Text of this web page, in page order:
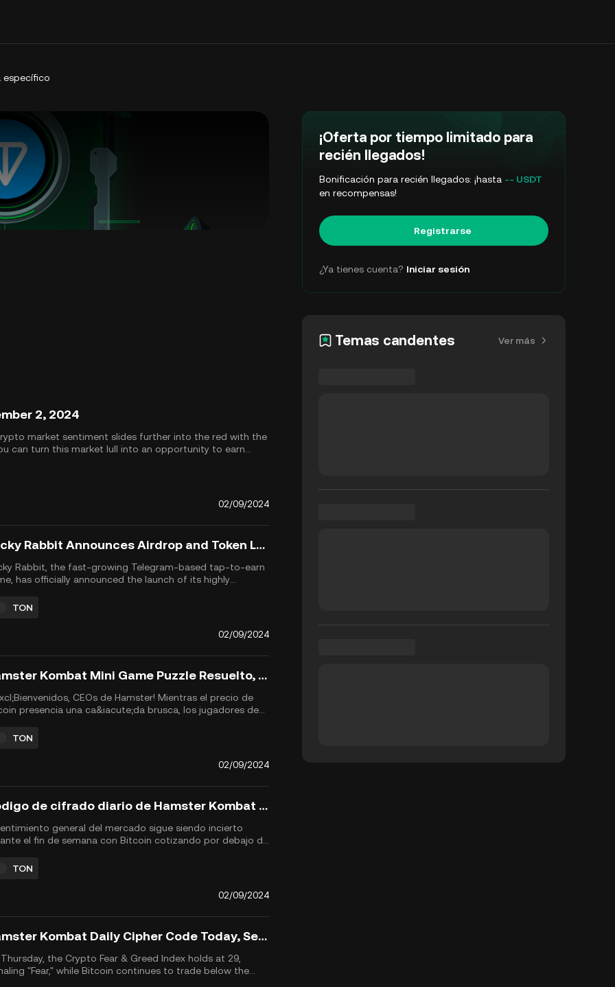
específico
2, 2024
market sentiment slides further into the red with the
can turn this market lull into an opportunity to earn
02/09/2024
Rocky Rabbit Announces Airdrop and Token Launch on The Open Network (TON) for September 23
Rabbit, the fast-growing Telegram-based tap-to-earn
has officially announced the launch of its highly
for September 23, 2024. This launch will be
by a significant airdrop event for the
TON
02/09/2024
Hamster Kombat Mini Game Puzzle Resuelto, 2 de septiembre de 2024
CEOs de Hamster! Mientras el precio de
presencia una ca&iacute;da brusca, los jugadores de
doradas y prepararse para el tan esperado evento de
de tokens $HMSTR (TGE) y airdrop,...
TON
02/09/2024
Código de cifrado diario de Hamster Kombat para el 2 de septiembre de 2024
general del mercado sigue siendo incierto
el fin de semana con Bitcoin cotizando por debajo de
Kombat continúan planificando, centrados en
sus ganancias en el juego antes del muy anticipado
TON
02/09/2024
Hamster Kombat Daily Cipher Code Today, September 1, 2024
the Crypto Fear & Greed Index holds at 29,
"Fear," while Bitcoin continues to trade below the
¡Oferta por tiempo limitado para
recién llegados!
Bonificación para recién llegados: ¡hasta -- USDT
en recompensas!
Registrarse
¿Ya tienes cuenta? Iniciar sesión
Temas candentes Ver más